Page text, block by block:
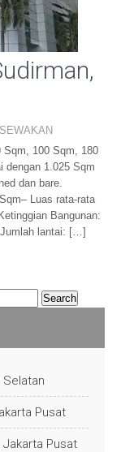
Sqm, 100 Sqm, 180
dengan 1.025 Sqm
dan bare.
Luas rata-rata
Bangunan:
lantai: […]
Selatan
Pusat
Jakarta Pusat